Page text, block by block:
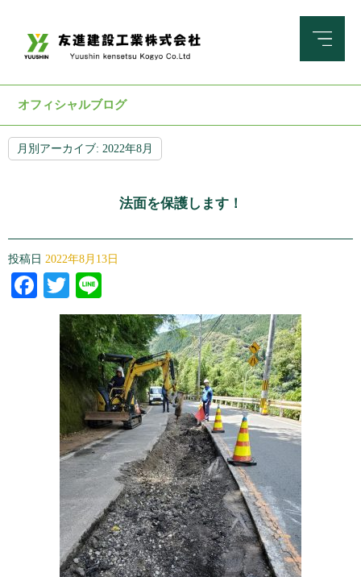
オフィシャルブログ
月別アーカイブ: 2022年8月
法面を保護します！
投稿日 2022年8月13日
Facebook
Twitter